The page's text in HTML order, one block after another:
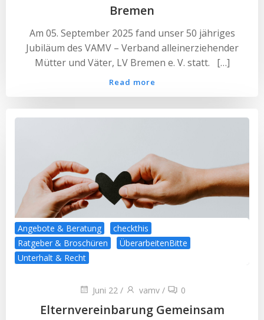
Bremen
Am 05. September 2025 fand unser 50 jähriges
Jubiläum des VAMV – Verband alleinerziehender
Mütter und Väter, LV Bremen e. V. statt. […]
Read more
Angebote & Beratung
checkthis
Ratgeber & Broschüren
ÜberarbeitenBitte
Unterhalt & Recht
Juni 22 / vamv / 0
Elternvereinbarung Gemeinsam